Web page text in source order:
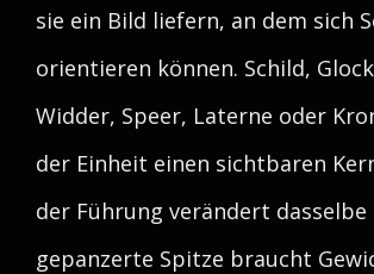
sie ein Bild liefern, an dem sich
orientieren können. Schild,
Widder, Speer, Laterne oder
der Einheit einen sichtbaren
der Führung verändert dasselbe
gepanzerte Spitze braucht